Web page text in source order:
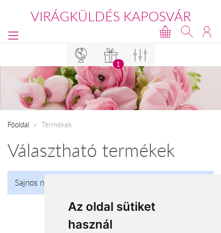
Az oldal sütiket
használ
VIRÁGKÜLDÉS KAPOSVÁR
1
Főoldal Termékek
Választható termékek
Sajnos nincs talalat!